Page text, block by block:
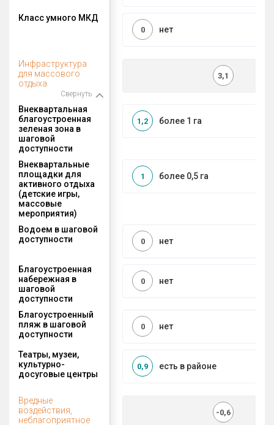
Класс умного МКД
нет
0
Инфраструктура
для массового
отдыха
Свернуть
3,1
Внеквартальная
благоустроенная
зеленая зона в
шаговой
доступности
более 1 га
1,2
Внеквартальные
площадки для
активного отдыха
(детские игры,
массовые
мероприятия)
более 0,5 га
1
Водоем в шаговой
доступности
нет
0
Благоустроенная
набережная в
шаговой
доступности
нет
0
Благоустроенный
пляж в шаговой
доступности
нет
0
Театры, музеи,
культурно-
досуговые центры
есть в районе
0,9
Вредные
воздействия,
неблагоприятное
-0,6